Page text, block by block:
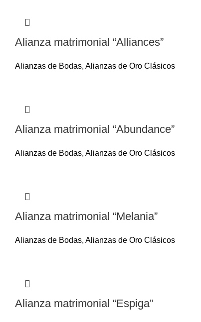
Alianza matrimonial “Alliances”
Alianzas de Bodas, Alianzas de Oro Clásicos
Alianza matrimonial “Abundance”
Alianzas de Bodas, Alianzas de Oro Clásicos
Alianza matrimonial “Melania”
Alianzas de Bodas, Alianzas de Oro Clásicos
Alianza matrimonial “Espiga”